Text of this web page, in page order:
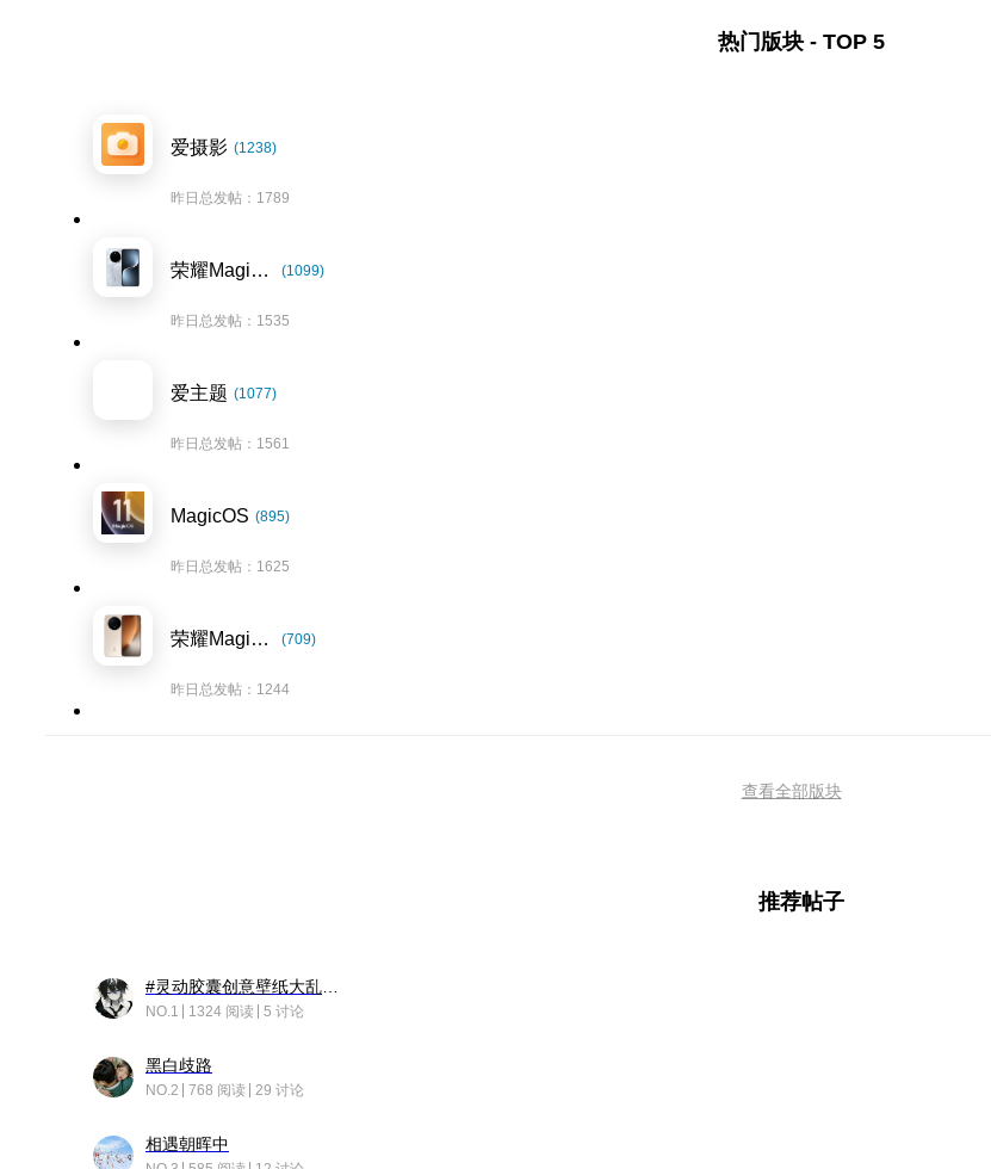
热门版块 - TOP 5
爱摄影 (1238)
昨日总发帖：1789
荣耀Magic7系列 (1099)
昨日总发帖：1535
爱主题 (1077)
昨日总发帖：1561
MagicOS (895)
昨日总发帖：1625
荣耀Magic8系列 (709)
昨日总发帖：1244
查看全部版块
推荐帖子
NO.1 1324 阅读 5 讨论
黑白歧路
NO.2 768 阅读 29 讨论
相遇朝晖中